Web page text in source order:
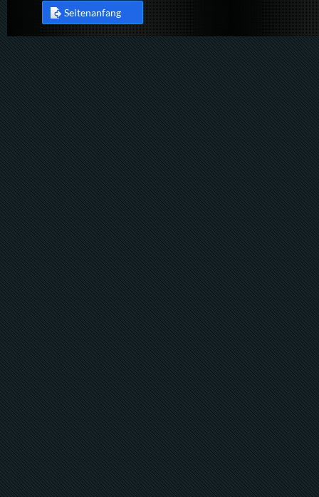
Seitenanfang